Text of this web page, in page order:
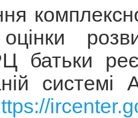
оцінки
батьки